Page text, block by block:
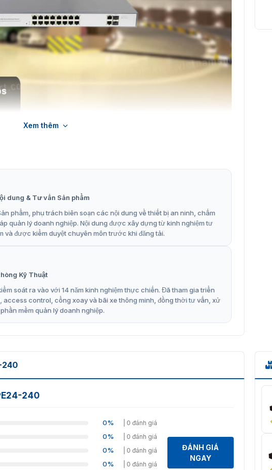
PE24-240
vượt trội so với các sản phẩm khác. Ngoài ra, chúng tôi còn
với những tính năng cũng rất nổi trội. Các bạn có thể tham
để biết thêm về các loại đầu ghi khác và có được sự lựa chọn
chia mạng PE24 240
lĩnh vưc phân phối các thiết bị và giải pháp an ninh. Hiện tại,
Xem thêm
dung & Tư vấn Sản phẩm
phẩm, phụ trách biên soạn các nội dung về thiết bị an ninh, chấm
quản lý doanh nghiệp. Nội dung được xây dựng từ kinh nghiệm tư
và được kiểm duyệt chuyên môn trước khi đăng tải.
Kỹ Thuật
soát ra vào với 14 năm kinh nghiệm thực chiến. Đã tham gia triển
access control, cổng xoay và bãi xe thông minh, đồng thời tư vấn, xử
mềm quản lý doanh nghiệp.
240
240
0% | 0 đánh giá
0% | 0 đánh giá
0% | 0 đánh giá
0% | 0 đánh giá
ĐÁNH GIÁ
NGAY